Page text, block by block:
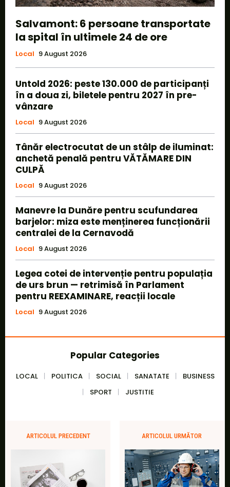
Salvamont: 6 persoane transportate
la spital în ultimele 24 de ore
Local 9 August 2026
Untold 2026: peste 130.000 de participanți
în a doua zi, biletele pentru 2027 în pre-
vânzare
Local 9 August 2026
Tânăr electrocutat de un stâlp de iluminat:
anchetă penală pentru VĂTĂMARE DIN
CULPĂ
Local 9 August 2026
Manevre la Dunăre pentru scufundarea
barjelor: miza este menținerea funcționării
centralei de la Cernavodă
Local 9 August 2026
Legea cotei de intervenție pentru populația
de urs brun — retrimisă în Parlament
pentru REEXAMINARE, reacții locale
Local 9 August 2026
Popular Categories
LOCAL POLITICA SOCIAL SANATATE
BUSINESS
SPORT
JUSTITIE
ARTICOLUL PRECEDENT ARTICOLUL URMĂTOR